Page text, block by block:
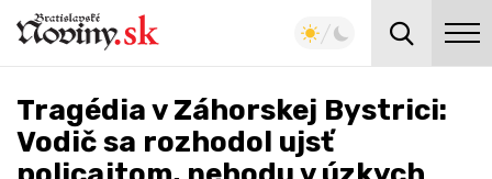
Tragédia v Záhorskej Bystrici:
Vodič sa rozhodol ujsť